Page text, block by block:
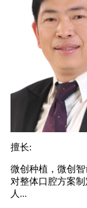
擅长:
微创种植，微创
对整体口腔方案
人...